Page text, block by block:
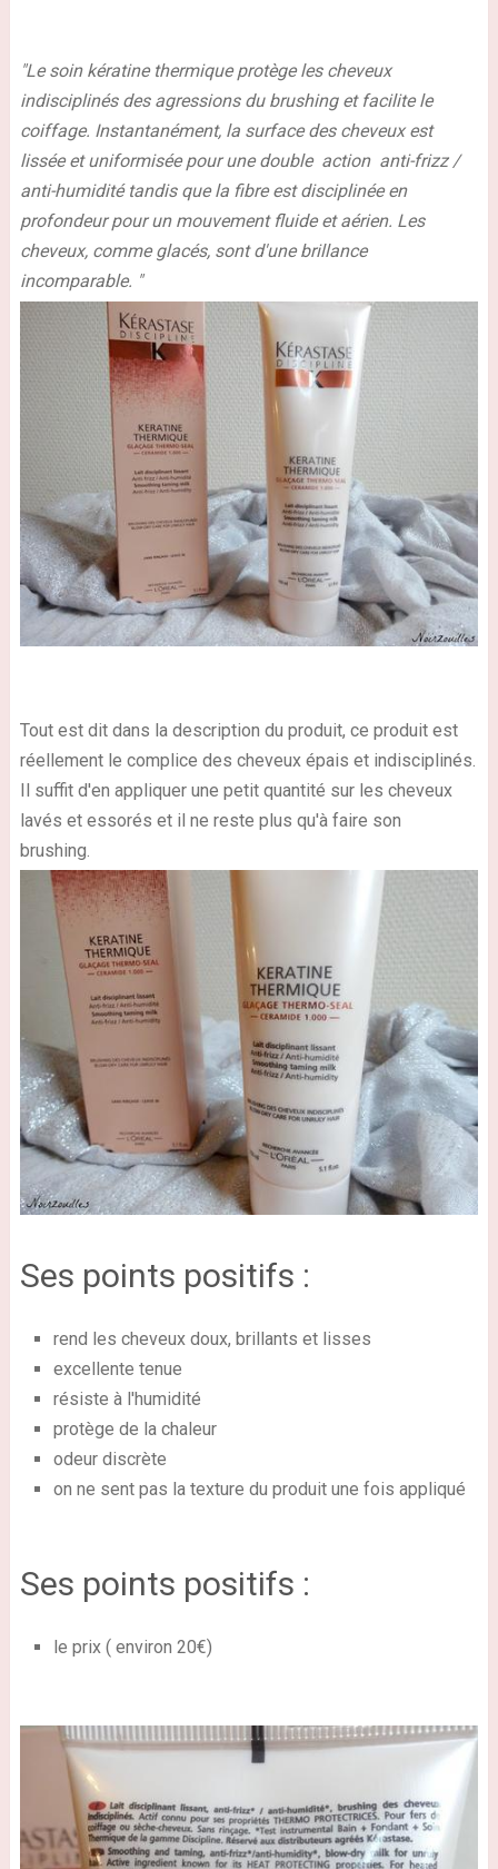
"Le soin kératine thermiqueprotège les cheveux
indisciplinés des agressions du brushing et facilite le
coiffage. Instantanément,la surface des cheveux est
lissée et uniformiséepour une double action anti-frizz /
anti-humidité tandis que la fibre est disciplinée en
profondeur pour un mouvement fluide et aérien. Les
cheveux, comme glacés, sont d'unebrillance
incomparable. "
Tout est dit dans la description du produit, ce produit est
réellement le complice des cheveux épais et indisciplinés.
Il suffit d'en appliquer une petit quantité sur les cheveux
lavés et essorés et il ne reste plus qu'à faire son
brushing.
Ses points positifs :
rend les cheveux doux, brillants et lisses
excellente tenue
résiste à l'humidité
protège de la chaleur
odeur discrète
on ne sent pas la texture du produit une fois appliqué
Ses points positifs :
le prix ( environ 20€)